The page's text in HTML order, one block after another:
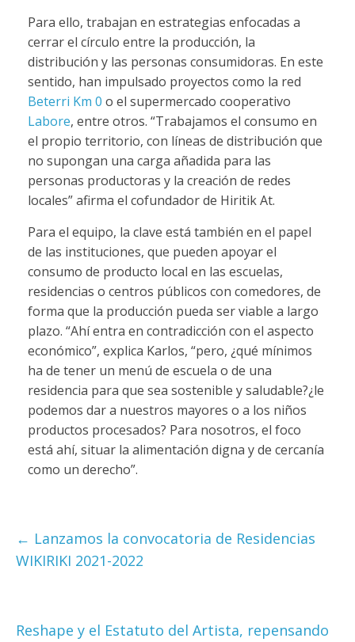
Para ello, trabajan en estrategias enfocadas a
cerrar el círculo entre la producción, la
distribución y las personas consumidoras. En este
sentido, han impulsado proyectos como la red
Beterri Km 0 o el supermercado cooperativo
Labore, entre otros. “Trabajamos el consumo en
el propio territorio, con líneas de distribución que
no supongan una carga añadida para las
personas productoras y la creación de redes
locales” afirma el cofundador de Hiritik At.
Para el equipo, la clave está también en el papel
de las instituciones, que pueden apoyar el
consumo de producto local en las escuelas,
residencias o centros públicos con comedores, de
forma que la producción pueda ser viable a largo
plazo. “Ahí entra en contradicción con el aspecto
económico”, explica Karlos, “pero, ¿qué mínimos
ha de tener un menú de escuela o de una
residencia para que sea sostenible y saludable?¿le
podemos dar a nuestros mayores o a los niños
productos procesados? Para nosotros, el foco
está ahí, situar la alimentación digna y de cercanía
como un derecho”.
← Lanzamos la convocatoria de Residencias
WIKIRIKI 2021-2022
Reshape y el Estatuto del Artista, repensando